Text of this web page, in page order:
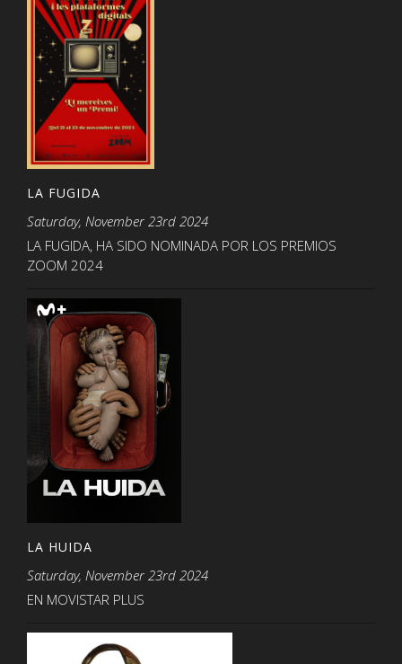
LA FUGIDA
Saturday, November 23rd 2024
LA FUGIDA, HA SIDO NOMINADA POR LOS PREMIOS
ZOOM 2024
LA HUIDA
Saturday, November 23rd 2024
EN MOVISTAR PLUS